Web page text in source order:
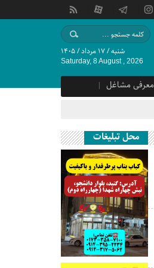
شنبه / ۱۷ مرداد / ۱۴۰۵
Saturday, 8 August , 2026
معرفی مشاغل
محل تبلیغات